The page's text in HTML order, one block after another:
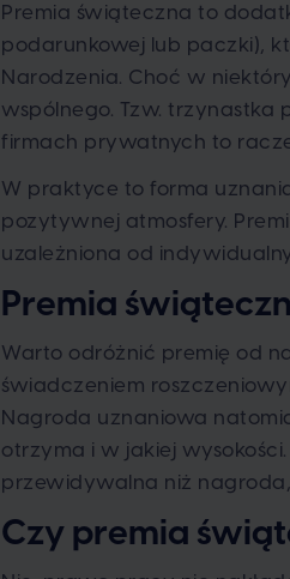
Premia świąteczna to
podarunkowej lub paczki),
Narodzenia. Choć w
wspólnego. Tzw. trzynastka
firmach prywatnych to
W praktyce to forma
pozytywnej atmosfery.
uzależniona od
Premia
Warto odróżnić premię od
świadczeniem
Nagroda uznaniowa
otrzyma i w jakiej
przewidywalna niż
Czy premia